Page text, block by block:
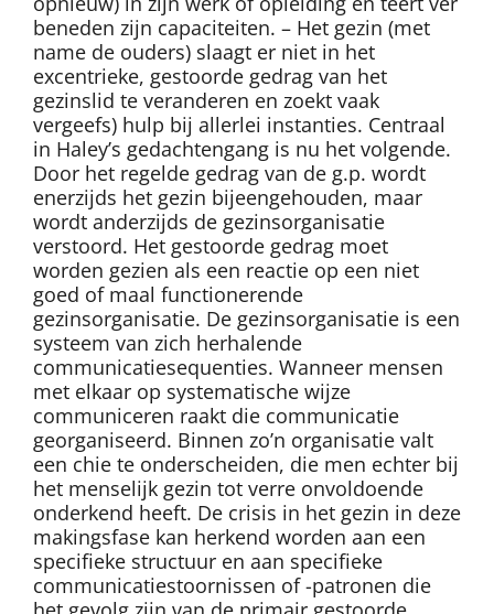
beneden zijn capaciteiten. – Het gezin (met
name de ouders) slaagt er niet in het
excentrieke, gestoorde gedrag van het
gezinslid te veranderen en zoekt vaak
vergeefs) hulp bij allerlei instanties. Centraal
in Haley’s gedachtengang is nu het volgende.
Door het regelde gedrag van de g.p. wordt
enerzijds het gezin bijeengehouden, maar
wordt anderzijds de gezinsorganisatie
verstoord. Het gestoorde gedrag moet
worden gezien als een reactie op een niet
goed of maal functionerende
gezinsorganisatie. De gezinsorganisatie is een
systeem van zich herhalende
communicatiesequenties. Wanneer mensen
met elkaar op systematische wijze
communiceren raakt die communicatie
georganiseerd. Binnen zo’n organisatie valt
een chie te onderscheiden, die men echter bij
het menselijk gezin tot verre onvoldoende
onderkend heeft. De crisis in het gezin in deze
makingsfase kan herkend worden aan een
specifieke structuur en aan specifieke
communicatiestoornissen of -patronen die